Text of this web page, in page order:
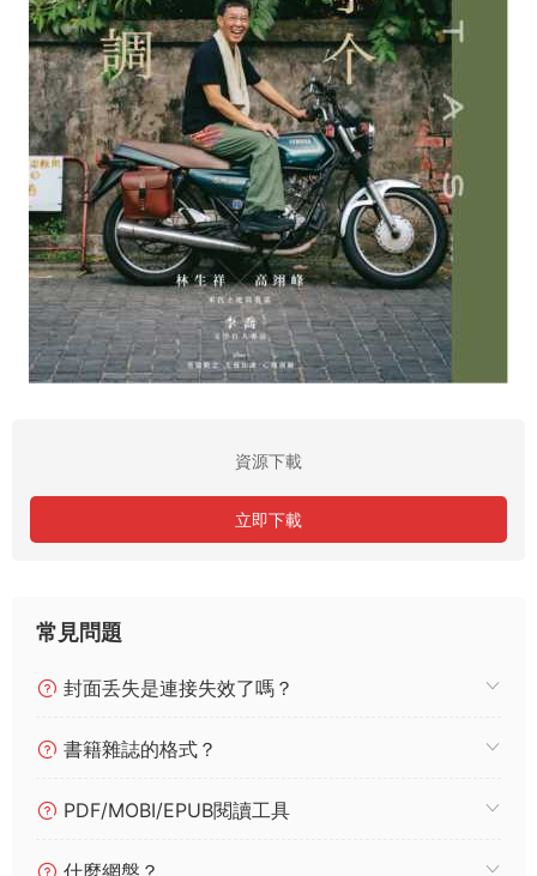
資源下載
立即下載
常見問題
封面丢失是連接失效了嗎？
書籍雜誌的格式？
PDF/MOBI/EPUB閱讀工具
什麼網盤？